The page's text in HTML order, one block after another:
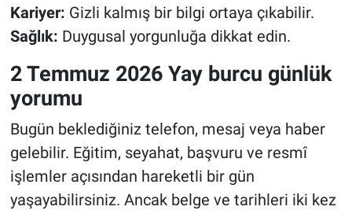
Kariyer: Gizli kalmış bir bilgi ortaya çıkabilir.
Sağlık: Duygusal yorgunluğa dikkat edin.
2 Temmuz 2026 Yay burcu günlük
yorumu
Bugün beklediğiniz telefon, mesaj veya haber
gelebilir. Eğitim, seyahat, başvuru ve resmî
işlemler açısından hareketli bir gün
yaşayabilirsiniz. Ancak belge ve tarihleri iki kez